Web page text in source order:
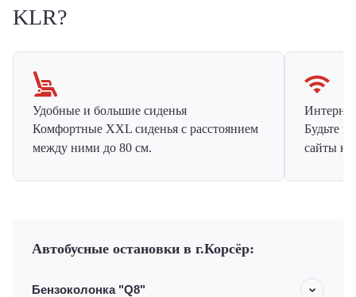
KLR?
Удобные и большие сиденья
Комфортные XXL сиденья с расстоянием
между ними до 80 см.
Будьте
сайты на
Автобусные остановки в г.Корсёр:
Бензоколонка "Q8"